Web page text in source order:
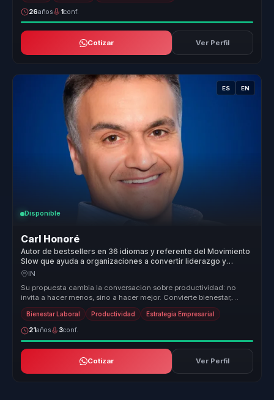
26años 1conf.
Cotizar Ver Perfil
ES EN
Disponible
Carl Honoré
Autor de bestsellers en 36 idiomas y referente del Movimiento
Slow que ayuda a organizaciones a convertir liderazgo y
bienestar en productividad sostenible.
IN
Su propuesta cambia la conversacion sobre productividad: no
invita a hacer menos, sino a hacer mejor. Convierte bienestar,
tiempo y atenc...
Bienestar Laboral Productividad Estrategia Empresarial
21años 3conf.
Cotizar Ver Perfil